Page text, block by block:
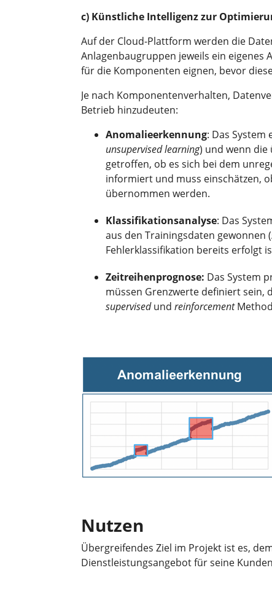
c) Künstliche Intelligenz zur
Auf der Cloud-Plattform werden die
Anlagenbaugruppen jeweils ein
für die Komponenten eignen, bevor
Je nach Komponentenverhalten,
Betrieb hinzudeuten:
Anomalieerkennung: Das
unsupervised learning) und wenn die
getroffen, ob es sich bei dem
informiert und muss einschätzen,
übernommen werden.
Klassifikationsanalyse: Das
aus den Trainingsdaten gewonnen (
Fehlerklassifikation bereits erfolgt
Zeitreihenprognose: Das System
müssen Grenzwerte definiert sein,
supervisedund reinforcement
Nutzen
Übergreifendes Ziel im Projekt ist es,
Dienstleistungsangebot für seine